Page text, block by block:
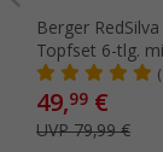
Berger RedSilva
Topfset 6-tlg.
klappbaren
Glasdeckeln
49,99 €
UVP 79,99 €